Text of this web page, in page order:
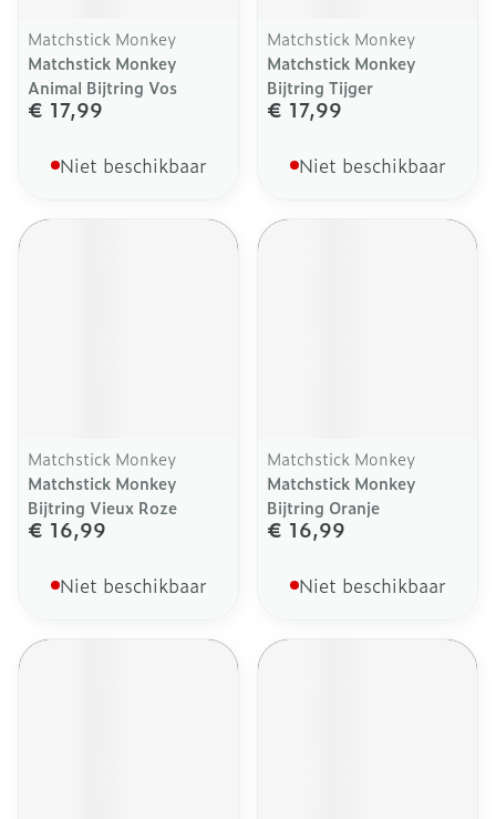
Matchstick Monkey
Matchstick Monkey
Animal Bijtring Vos
€ 17,99
Niet beschikbaar
Matchstick Monkey
Matchstick Monkey
Bijtring Tijger
€ 17,99
Niet beschikbaar
Matchstick Monkey
Matchstick Monkey
Bijtring Vieux Roze
€ 16,99
Niet beschikbaar
Matchstick Monkey
Matchstick Monkey
Bijtring Oranje
€ 16,99
Niet beschikbaar